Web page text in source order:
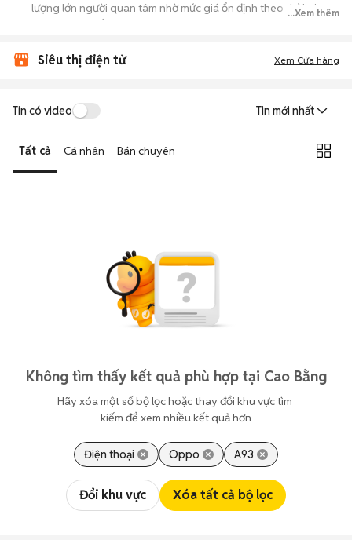
lượng lớn người quan tâm nhờ mức giá ổn định theo thời gian,
phù hợp với số đông.
Bằng cung cấp cho bạn nhiều lựa chọn về tỷ lệ phần trăm pin,
Giao dịch thực tế: Việc gặp nhau trực tiếp giúp bạn có thời
...Xem thêm
Siêu thị điện tử Xem Cửa hàng
Tin có video Tin mới nhất
Tất cả Cá nhân Bán chuyên
Không tìm thấy kết quả phù hợp tại Cao Bằng
Hãy xóa một số bộ lọc hoặc thay đổi khu vực tìm
kiếm để xem nhiều kết quả hơn
Điện thoại Oppo A93
Đổi khu vực Xóa tất cả bộ lọc